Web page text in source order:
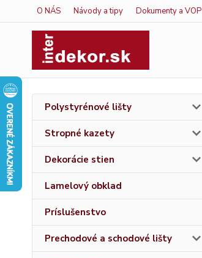
O NÁS Návody a tipy Dokumenty a VOP
Polystyrénové lišty
Stropné kazety
Dekorácie stien
Lamelový obklad
Príslušenstvo
Prechodové a schodové lišty